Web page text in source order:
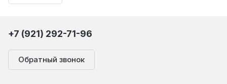
+7 (921) 292-71-96
Обратный звонок